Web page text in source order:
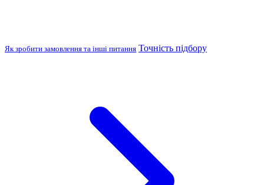
Як зробити замовлення та інші питання Точність підбору